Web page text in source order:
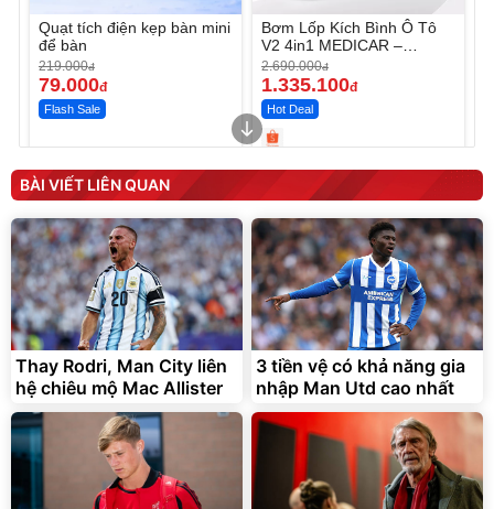
Quạt tích điện kẹp bàn mini
để bàn
219.000đ
79.000đ
Flash Sale
Bơm Lốp Kích Bình Ô Tô
V2 4in1 MEDICAR –
12.000mAh
2.690.000đ
1.335.100đ
Hot Deal
Máy ép chậm trái cây
Elmich JEE 1855OL
3.000.000đ
2.143.650đ
Flash Sale
Máy rửa xe cầm tay xịt rửa
cao áp có tạo bọt tuyết
399.000đ
Đã bán nhiều
BÀI VIẾT LIÊN QUAN
Thay Rodri, Man City liên
hệ chiêu mộ Mac Allister
3 tiền vệ có khả năng gia
nhập Man Utd cao nhất